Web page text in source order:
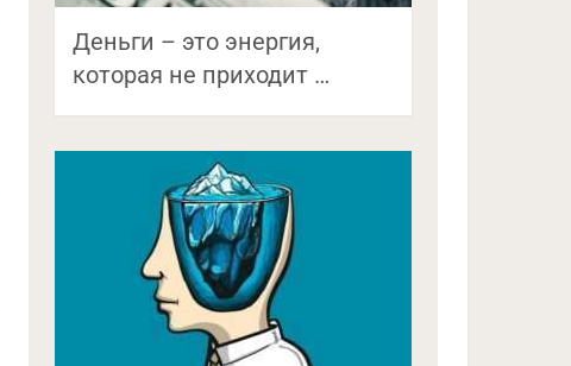
Деньги – это энергия,
которая не приходит …